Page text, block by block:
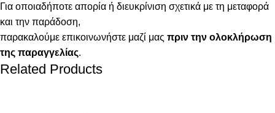
Για οποιαδήποτε απορία ή διευκρίνιση σχετικά με τη μεταφορά
και την παράδοση,
παρακαλούμε επικοινωνήστε μαζί μας πριν την ολοκλήρωση
της παραγγελίας.
Related Products